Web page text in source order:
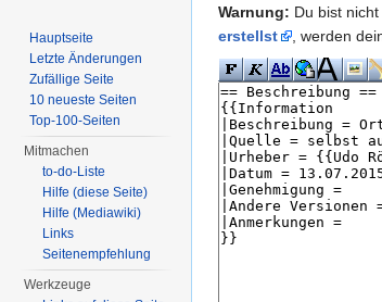
Warnung: Du bist
erstellst
, werden
Hauptseite
Letzte Änderungen
Zufällige Seite
10 neueste Seiten
Top-100-Seiten
Mitmachen
to-do-Liste
Hilfe (diese Seite)
Hilfe (Mediawiki)
Links
Seitenempfehlung
Werkzeuge